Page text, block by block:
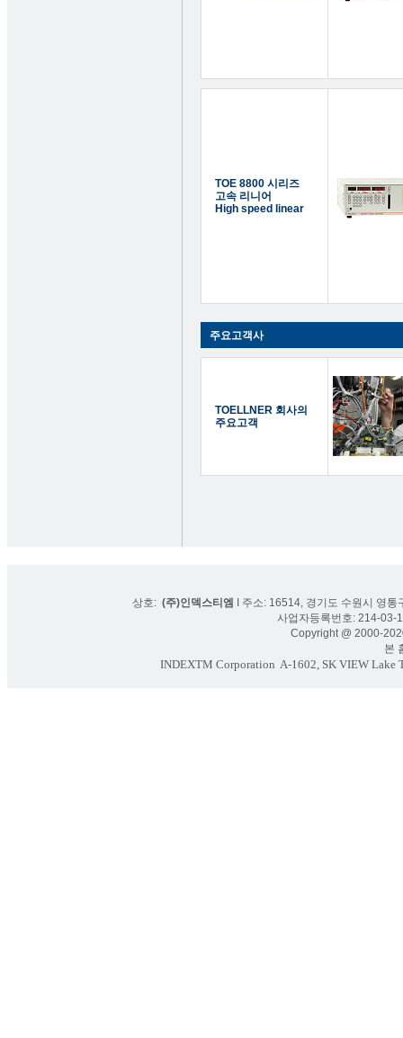
TOE 8800 시리즈
고속 리니어
High speed linear
주요고객사
TOELLNER 회사의
주요고객
상호: (주)인덱스티엠
I 주소: 16514, 경기도 수원시 영
사업자등록번호: 214-
Copyright @ 2000-
본 홈
INDEXTM Corporation A-1602, SK VIEW Lake